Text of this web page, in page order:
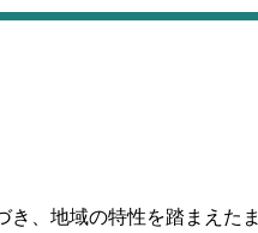
、地域の特性を踏まえた